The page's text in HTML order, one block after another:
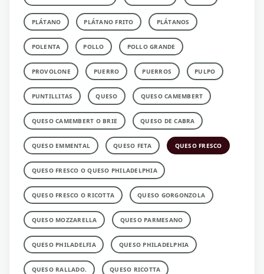
PLÁTANO PLÁTANO FRITO PLÁTANOS
POLENTA POLLO POLLO GRANDE
PROVOLONE PUERRO PUERROS PULPO
PUNTILLITAS QUESO QUESO CAMEMBERT
QUESO CAMEMBERT O BRIE QUESO DE CABRA
QUESO EMMENTAL QUESO FETA QUESO FRESCO
QUESO FRESCO O QUESO PHILADELPHIA
QUESO FRESCO O RICOTTA QUESO GORGONZOLA
QUESO MOZZARELLA QUESO PARMESANO
QUESO PHILADELFIA QUESO PHILADELPHIA
QUESO RALLADO. QUESO RICOTTA